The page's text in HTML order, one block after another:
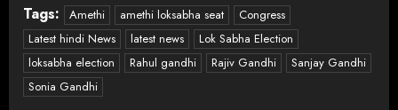
Tags: Amethi amethi loksabha seat
Congress
Latest hindi News
latest news
Lok Sabha Election
loksabha election
Rahul gandhi Rajiv Gandhi
Sanjay Gandhi
Sonia Gandhi